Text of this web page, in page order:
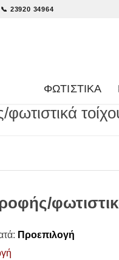
📞 23920 34964
ΦΩΤΙΣΤΙΚΑ
Προεπιλογή